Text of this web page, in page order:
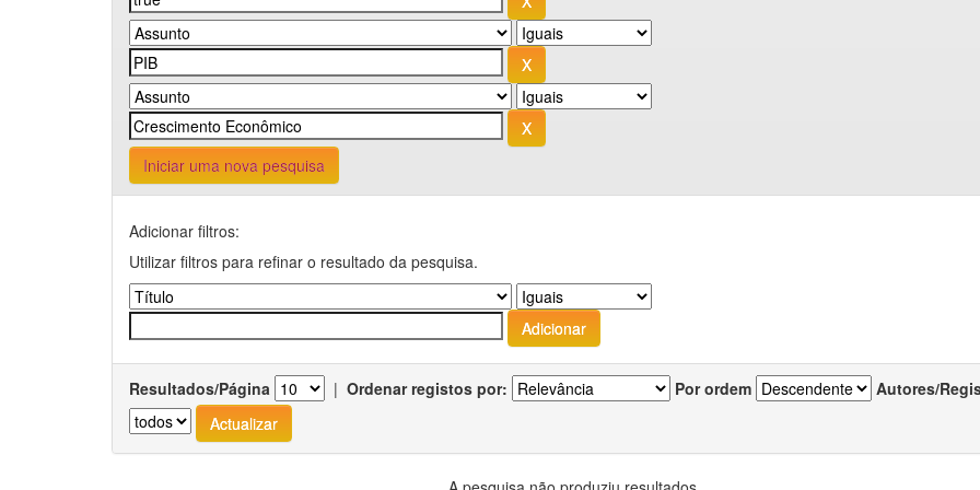
Iniciar uma nova pesquisa
Adicionar filtros:
Utilizar filtros para refinar o resultado da pesquisa.
Resultados/Página | Ordenar registos por: Por ordem Autores/